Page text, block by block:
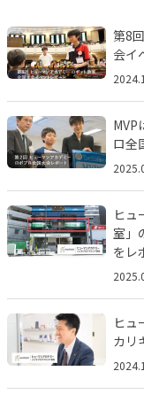
第8
会イ
MVP
ロ全
ヒュ
室」
をレ
ヒュ
カリ